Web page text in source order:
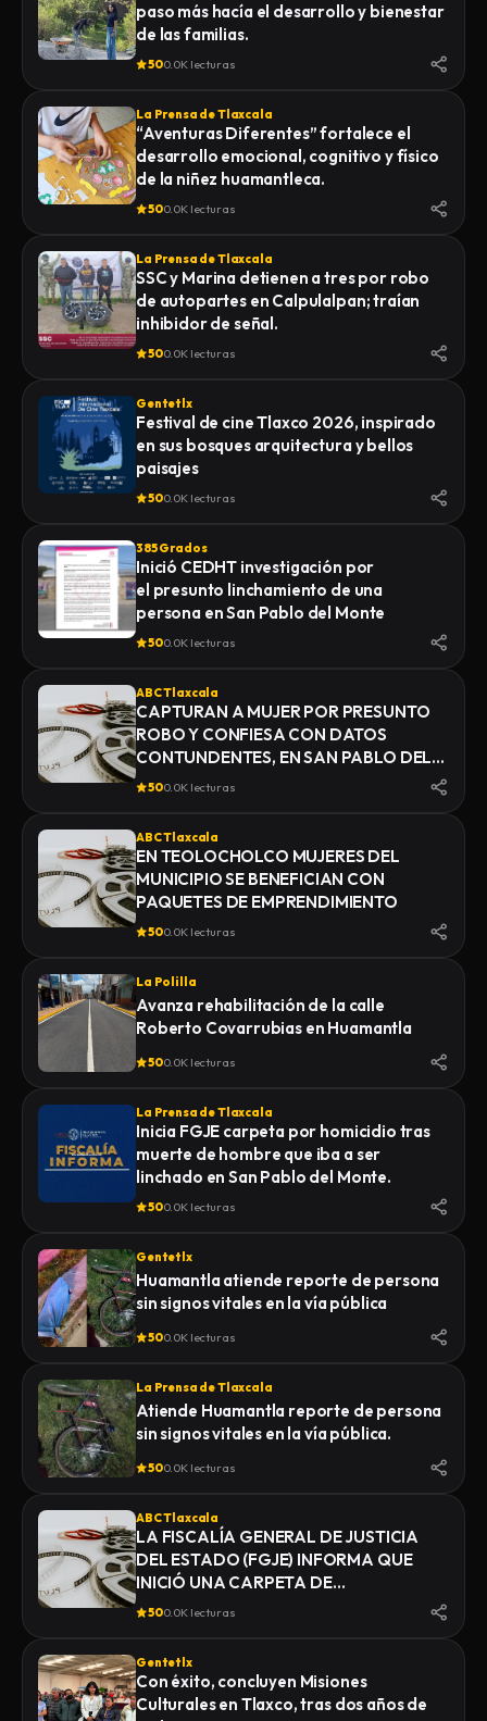
paso más hacía el desarrollo y bienestar
de las familias.
500.0K lecturas
La Prensa de Tlaxcala
“Aventuras Diferentes” fortalece el
desarrollo emocional, cognitivo y físico
de la niñez huamantleca.
500.0K lecturas
La Prensa de Tlaxcala
SSC y Marina detienen a tres por robo
de autopartes en Calpulalpan; traían
inhibidor de señal.
500.0K lecturas
Gentetlx
Festival de cine Tlaxco 2026, inspirado
en sus bosques arquitectura y bellos
paisajes
500.0K lecturas
385 Grados
Inició CEDHT investigación por
el presunto linchamiento de una
500.0K lecturas
ABC Tlaxcala
CAPTURAN A MUJER POR PRESUNTO
ROBO Y CONFIESA CON DATOS
CONTUNDENTES, EN SAN PABLO DEL
MONTE
500.0K lecturas
ABC Tlaxcala
EN TEOLOCHOLCO MUJERES DEL
MUNICIPIO SE BENEFICIAN CON
PAQUETES DE EMPRENDIMIENTO
500.0K lecturas
La Polilla
Avanza rehabilitación de la calle
Roberto Covarrubias en Huamantla
500.0K lecturas
La Prensa de Tlaxcala
Inicia FGJE carpeta por homicidio tras
muerte de hombre que iba a ser
linchado en San Pablo del Monte.
500.0K lecturas
Gentetlx
Huamantla atiende reporte de persona
sin signos vitales en la vía pública
500.0K lecturas
La Prensa de Tlaxcala
Atiende Huamantla reporte de persona
sin signos vitales en la vía pública.
500.0K lecturas
ABC Tlaxcala
LA FISCALÍA GENERAL DE JUSTICIA
DEL ESTADO (FGJE) INFORMA QUE
INICIÓ UNA CARPETA DE
INVESTIGACIÓN POR EL DELITO DE
MIENTRAS ERA TRASLADADO POR
ELEMENTOS DE LA POLICÍA MUNICIPAL
500.0K lecturas
Gentetlx
Con éxito, concluyen Misiones
Culturales en Tlaxco, tras dos años de